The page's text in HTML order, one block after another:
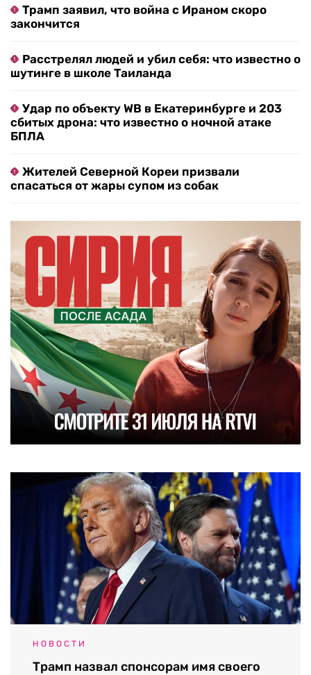
Трамп заявил, что война с Ираном скоро
закончится
Расстрелял людей и убил себя: что известно о
шутинге в школе Таиланда
Удар по объекту WB в Екатеринбурге и 203
сбитых дрона: что известно о ночной атаке
БПЛА
Жителей Северной Кореи призвали
спасаться от жары супом из собак
НОВОСТИ
Трамп назвал спонсорам имя своего